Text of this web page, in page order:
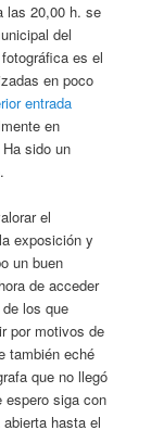
las 20,00 h. se
del
es el
en poco
entrada
en
sido un
el
exposición y
un buen
de acceder
los que
por motivos de
también eché
que no llegó
espero siga con
hasta el